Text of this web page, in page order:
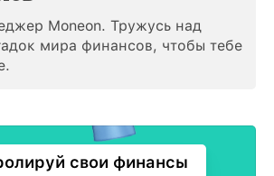
Moneon. Тружусь над
мира финансов, чтобы тебе
свои финансы